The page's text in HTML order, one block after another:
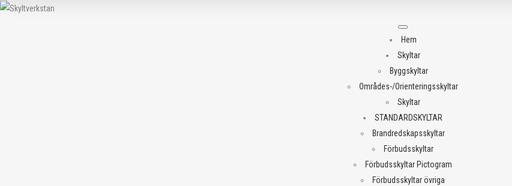
Meny
Hem
Skyltar
Byggskyltar
Områdes-/Orienteringsskyltar
Skyltar
STANDARDSKYLTAR
Brandredskapsskyltar
Förbudsskyltar
Förbudsskyltar Pictogram
Förbudsskyltar övriga